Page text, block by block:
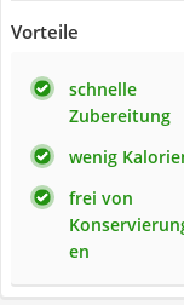
Vorteile
schnelle
Zubereitung
wenig
frei von
en